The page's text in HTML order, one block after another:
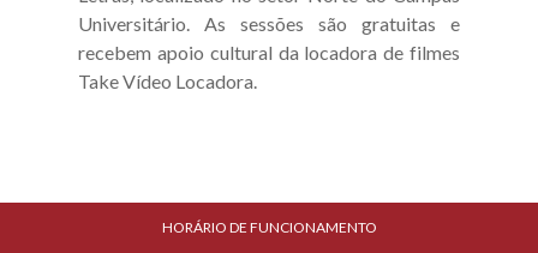
Universitário. As sessões são gratuitas e
recebem apoio cultural da locadora de filmes
Take Vídeo Locadora.
HORÁRIO DE FUNCIONAMENTO